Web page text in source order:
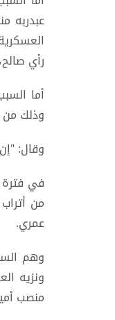
عبدربه
رأي
أما
وذلك من
وقال:
في فترة
من
عمري.
وهم
ونزيه
منصب